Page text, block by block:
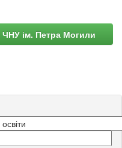
ЧНУ ім. Петра Могили